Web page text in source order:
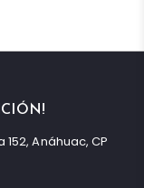
Anáhuac, CP